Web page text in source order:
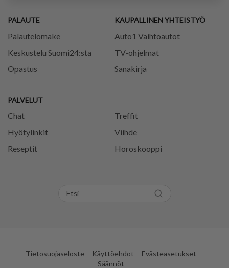
PALAUTE
Palautelomake
Keskustelu Suomi24:sta
Opastus
PALVELUT
Chat
Treffit
Hyötylinkit
Viihde
Reseptit
Horoskooppi
KAUPALLINEN YHTEISTYÖ
Auto1 Vaihtoautot
TV-ohjelmat
Sanakirja
Tietosuojaseloste Käyttöehdot
Evästeasetukset
Säännöt